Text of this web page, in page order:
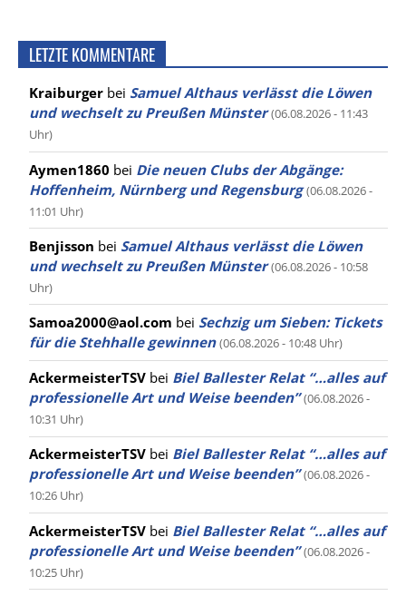
LETZTE KOMMENTARE
Kraiburger bei Samuel Althaus verlässt die Löwen
und wechselt zu Preußen Münster (06.08.2026 - 11:43
Uhr)
Aymen1860 bei Die neuen Clubs der Abgänge:
Hoffenheim, Nürnberg und Regensburg (06.08.2026 -
11:01 Uhr)
Benjisson bei Samuel Althaus verlässt die Löwen
und wechselt zu Preußen Münster (06.08.2026 - 10:58
Uhr)
Samoa2000@aol.com bei Sechzig um Sieben: Tickets
für die Stehhalle gewinnen (06.08.2026 - 10:48 Uhr)
AckermeisterTSV bei Biel Ballester Relat “…alles auf
professionelle Art und Weise beenden” (06.08.2026 -
10:31 Uhr)
AckermeisterTSV bei Biel Ballester Relat “…alles auf
professionelle Art und Weise beenden” (06.08.2026 -
10:26 Uhr)
AckermeisterTSV bei Biel Ballester Relat “…alles auf
professionelle Art und Weise beenden” (06.08.2026 -
10:25 Uhr)